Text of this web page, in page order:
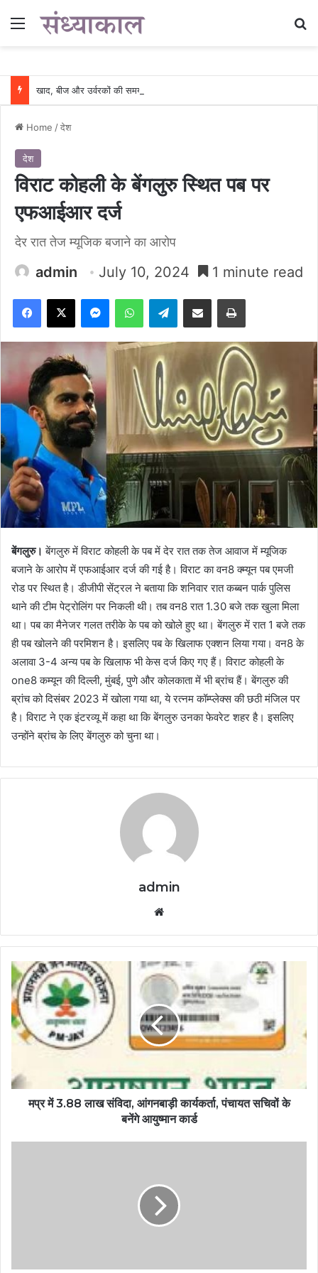
Menu
Home /देश
देश
विराट कोहली के बेंगलुरु स्थित पब पर
एफआईआर दर्ज
देर रात तेज म्यूजिक बजाने का आरोप
admin July 10, 2024 1 minute read
Facebook
X MessengerWhatsAppTelegramShare via Email Print
बेंगलुरु। बेंगलुरु में विराट कोहली के पब में देर रात तक तेज आवाज में म्यूजिक
बजाने के आरोप में एफआईआर दर्ज की गई है। विराट का वन8 क्म्यून पब एमजी
रोड पर स्थित है। डीजीपी सेंट्रल ने बताया कि शनिवार रात कब्बन पार्क पुलिस
थाने की टीम पेट्रोलिंग पर निकली थी। तब वन8 रात 1.30 बजे तक खुला मिला
था। पब का मैनेजर गलत तरीके के पब को खोले हुए था। बेंगलुरु में रात 1 बजे तक
ही पब खोलने की परमिशन है। इसलिए पब के खिलाफ एक्शन लिया गया। वन8 के
अलावा 3-4 अन्य पब के खिलाफ भी केस दर्ज किए गए हैं। विराट कोहली के
one8 कम्यून की दिल्ली, मुंबई, पुणे और कोलकाता में भी ब्रांच हैं। बेंगलुरु की
ब्रांच को दिसंबर 2023 में खोला गया था, ये रत्नम कॉम्प्लेक्स की छठी मंजिल पर
है। विराट ने एक इंटरव्यू में कहा था कि बेंगलुरु उनका फेवरेट शहर है। इसलिए
उन्होंने ब्रांच के लिए बेंगलुरु को चुना था।
admin
मप्र में 3.88 लाख संविदा, आंगनबाड़ी कार्यकर्ता, पंचायत सचिवों के
बनेंगे आयुष्मान कार्ड